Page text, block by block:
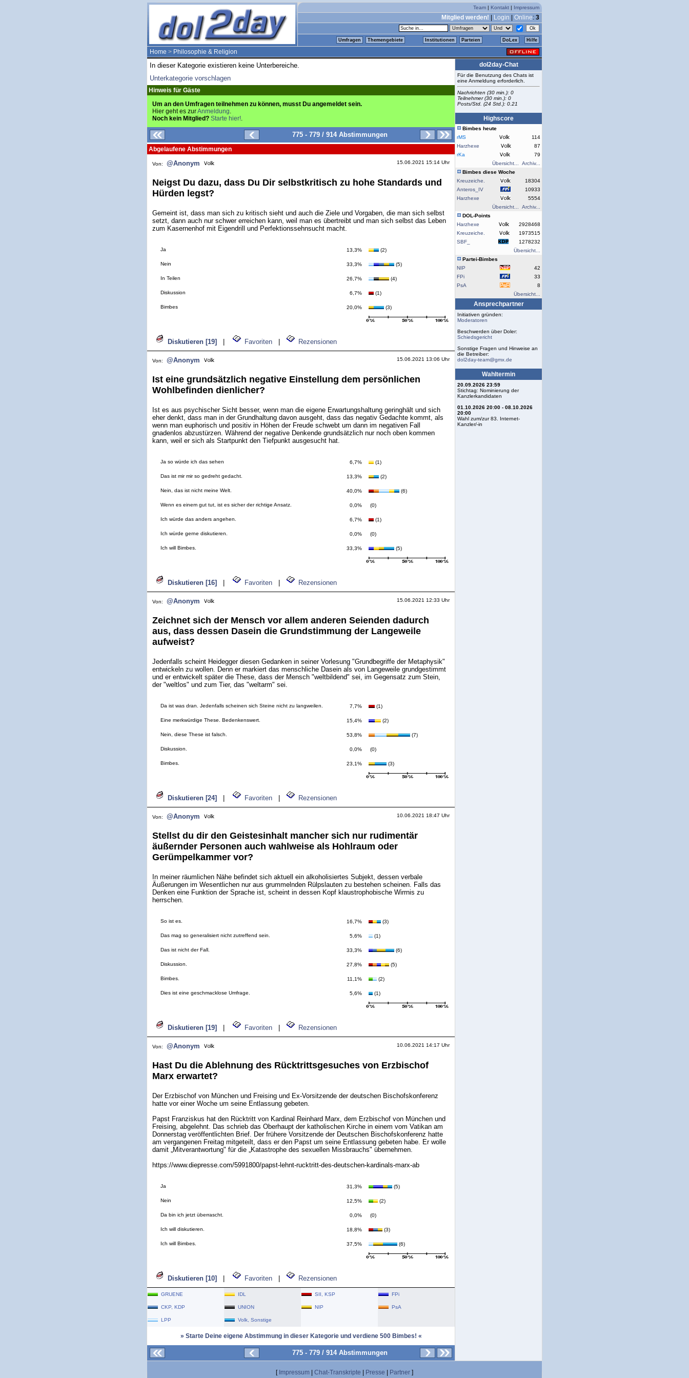
Team | Kontakt | Impressum
Mitglied werden! Login Online: 3
Umfragen Themengebiete Institutionen Parteien DoLex Hilfe
Home > Philosophie & Religion
In dieser Kategorie existieren keine Unterbereiche.
Unterkategorie vorschlagen
Hinweis für Gäste
Um an den Umfragen teilnehmen zu können, musst Du angemeldet sein.
Hier geht es zurAnmeldung.
Noch kein Mitglied? Starte hier!.
775 - 779 / 914 Abstimmungen
Abgelaufene Abstimmungen
Von: @Anonym 15.06.2021 15:14 Uhr
Neigst Du dazu, dass Du Dir selbstkritisch zu hohe Standards und
Hürden legst?
Gemeint ist, dass man sich zu kritisch sieht und auch die Ziele und Vorgaben, die man sich selbst
setzt, dann auch nur schwer erreichen kann, weil man es übertreibt und man sich selbst das Leben
zum Kasernenhof mit Eigendrill und Perfektionssehnsucht macht.
Ja 13,3% (2)
Nein 33,3% (5)
In Teilen 26,7% (4)
Diskussion 6,7% (1)
Bimbes 20,0% (3)
Diskutieren [19] Favoriten Rezensionen
Von: @Anonym 15.06.2021 13:06 Uhr
Ist eine grundsätzlich negative Einstellung dem persönlichen
Wohlbefinden dienlicher?
Ist es aus psychischer Sicht besser, wenn man die eigene Erwartungshaltung geringhält und sich
eher denkt, dass man in der Grundhaltung davon ausgeht, dass das negativ Gedachte kommt, als
wenn man euphorisch und positiv in Höhen der Freude schwebt um dann im negativen Fall
gnadenlos abzustürzen. Während der negative Denkende grundsätzlich nur noch oben kommen
kann, weil er sich als Startpunkt den Tiefpunkt ausgesucht hat.
Ja so würde ich das sehen 6,7% (1)
Das ist mir mir so gedreht gedacht. 13,3% (2)
Nein, das ist nicht meine Welt. 40,0% (6)
Wenn es einem gut tut, ist es sicher der richtige Ansatz. 0,0% (0)
Ich würde das anders angehen. 6,7% (1)
Ich würde gerne diskutieren. 0,0% (0)
Ich will Bimbes. 33,3% (5)
Diskutieren [16] Favoriten Rezensionen
Von: @Anonym 15.06.2021 12:33 Uhr
Zeichnet sich der Mensch vor allem anderen Seienden dadurch
aus, dass dessen Dasein die Grundstimmung der Langeweile
aufweist?
Jedenfalls scheint Heidegger diesen Gedanken in seiner Vorlesung "Grundbegriffe der Metaphysik"
entwickeln zu wollen. Denn er markiert das menschliche Dasein als von Langeweile grundgestimmt
und er entwickelt später die These, dass der Mensch "weltbildend" sei, im Gegensatz zum Stein,
der "weltlos" und zum Tier, das "weltarm" sei.
Da ist was dran. Jedenfalls scheinen sich Steine nicht zu langweilen. 7,7% (1)
Eine merkwürdige These. Bedenkenswert. 15,4% (2)
Nein, diese These ist falsch. 53,8% (7)
Diskussion. 0,0% (0)
Bimbes. 23,1% (3)
Diskutieren [24] Favoriten Rezensionen
Von: @Anonym 10.06.2021 18:47 Uhr
Stellst du dir den Geistesinhalt mancher sich nur rudimentär
äußernder Personen auch wahlweise als Hohlraum oder
Gerümpelkammer vor?
In meiner räumlichen Nähe befindet sich aktuell ein alkoholisiertes Subjekt, dessen verbale
Äußerungen im Wesentlichen nur aus grummelnden Rülpslauten zu bestehen scheinen. Falls das
Denken eine Funktion der Sprache ist, scheint in dessen Kopf klaustrophobische Wirrnis zu
herrschen.
So ist es. 16,7% (3)
Das mag so generalisiert nicht zutreffend sein. 5,6% (1)
Das ist nicht der Fall. 33,3% (6)
Diskussion. 27,8% (5)
Bimbes. 11,1% (2)
Dies ist eine geschmacklose Umfrage. 5,6% (1)
Diskutieren [19] Favoriten Rezensionen
Von: @Anonym 10.06.2021 14:17 Uhr
Hast Du die Ablehnung des Rücktrittsgesuches von Erzbischof
Marx erwartet?
Der Erzbischof von München und Freising und Ex-Vorsitzende der deutschen Bischofskonferenz
hatte vor einer Woche um seine Entlassung gebeten.
Papst Franziskus hat den Rücktritt von Kardinal Reinhard Marx, dem Erzbischof von München und
Freising, abgelehnt. Das schrieb das Oberhaupt der katholischen Kirche in einem vom Vatikan am
Donnerstag veröffentlichten Brief. Der frühere Vorsitzende der Deutschen Bischofskonferenz hatte
am vergangenen Freitag mitgeteilt, dass er den Papst um seine Entlassung gebeten habe. Er wolle
damit „Mitverantwortung" für die „Katastrophe des sexuellen Missbrauchs" übernehmen.
https://www.diepresse.com/5991800/papst-lehnt-rucktritt-des-deutschen-kardinals-marx-ab
Ja 31,3% (5)
Nein 12,5% (2)
Da bin ich jetzt überrascht. 0,0% (0)
Ich will diskutieren. 18,8% (3)
Ich will Bimbes. 37,5% (6)
Diskutieren [10] Favoriten Rezensionen
GRUENE IDL SII, KSP FPi
CKP, KDP UNION NIP PsA
LPP Volk, Sonstige
» Starte Deine eigene Abstimmung in dieser Kategorie und verdiene 500 Bimbes! «
775 - 779 / 914 Abstimmungen
dol2day-Chat
Für die Benutzung des Chats ist
eine Anmeldung erforderlich.
Nachrichten (30 min.): 0
Teilnehmer (30 min.): 0
Posts/Std. (24 Std.): 0.21
Highscore
Bimbes heute
rMS
114
Harzhexe
87
rKa
79
Übersicht...
Archiv...
Bimbes diese Woche
Kreuzeiche.
18304
Anteros_IV
10933
Harzhexe
5554
Übersicht...
Archiv...
DOL-Points
Harzhexe
2928468
Kreuzeiche.
1973515
SBF_
1278232
Übersicht...
Partei-Bimbes
NIP
42
FPi
33
PsA
8
Übersicht...
Ansprechpartner
Initiativen gründen:
Moderatoren
Beschwerden über Doler:
Schiedsgericht
Sonstige Fragen und Hinweise an
die Betreiber:
dol2day-team@gmx.de
Wahltermin
20.09.2026 23:59
Stichtag: Nominierung der
Kanzlerkandidaten
01.10.2026 20:00 - 08.10.2026
20:00
Wahl zum/zur 83. Internet-
Kanzler/-in
[ Impressum Chat-Transkripte Presse Partner ]